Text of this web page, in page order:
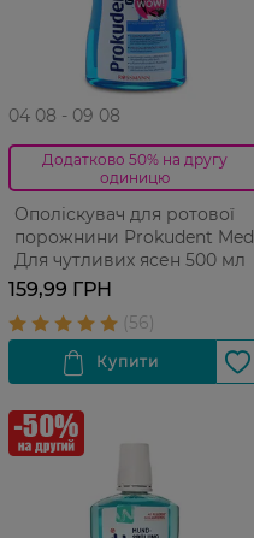
04 08 - 09 08
Додатково 50% на другу
одиницю
Ополіскувач для ротової
порожнини Prokudent Med
Для чутливих ясен 500 мл
159,99 ГРН